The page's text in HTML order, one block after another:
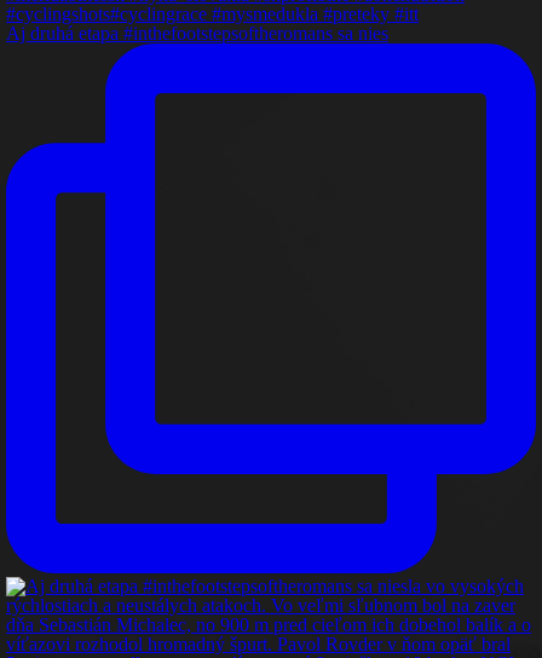
Aj druhá etapa #inthefootstepsoftheromans sa nies